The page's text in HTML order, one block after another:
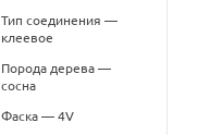
Тип соединения —
клеевое
Порода дерева —
сосна
Фаска — 4V